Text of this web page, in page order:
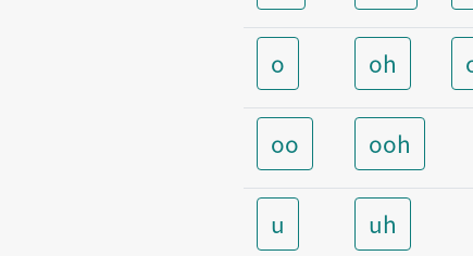
o oh
oo ooh
u uh